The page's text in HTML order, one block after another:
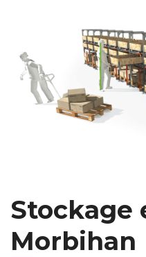
Stockage
Morbihan